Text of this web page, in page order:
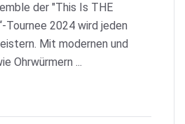
der "This Is THE
Tournee 2024 wird jeden
Mit modernen und
Ohrwürmern ...